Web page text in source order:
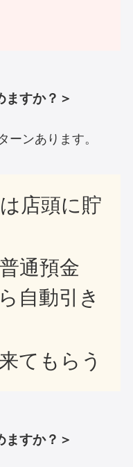
すか？＞
ーンあります。
店頭に貯
通預金
自動引き
てもらう
すか？＞